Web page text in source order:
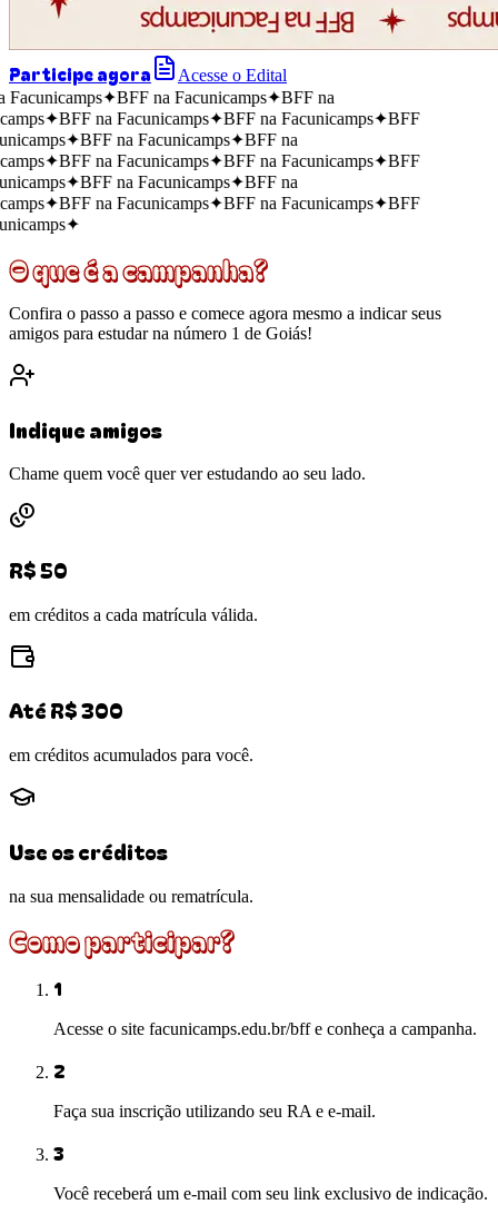
Participe agora
Acesse o Edital
✦BFF na Facunicamps✦BFF na
✦BFF na Facunicamps✦BFF na Facunicamps✦BFF
✦BFF na Facunicamps✦BFF na
✦BFF na Facunicamps✦BFF na Facunicamps✦BFF
✦BFF na Facunicamps✦BFF na
✦BFF na Facunicamps✦BFF na Facunicamps✦BFF
✦
O que é a campanha?
Confira o passo a passo e comece agora mesmo a indicar seus
amigos para estudar na número 1 de Goiás!
Indique amigos
Chame quem você quer ver estudando ao seu lado.
R$ 50
em créditos a cada matrícula válida.
Até R$ 300
em créditos acumulados para você.
Use os créditos
na sua mensalidade ou rematrícula.
Como participar?
1
Acesse o site facunicamps.edu.br/bff e conheça a campanha.
2
Faça sua inscrição utilizando seu RA e e-mail.
3
Você receberá um e-mail com seu link exclusivo de indicação.